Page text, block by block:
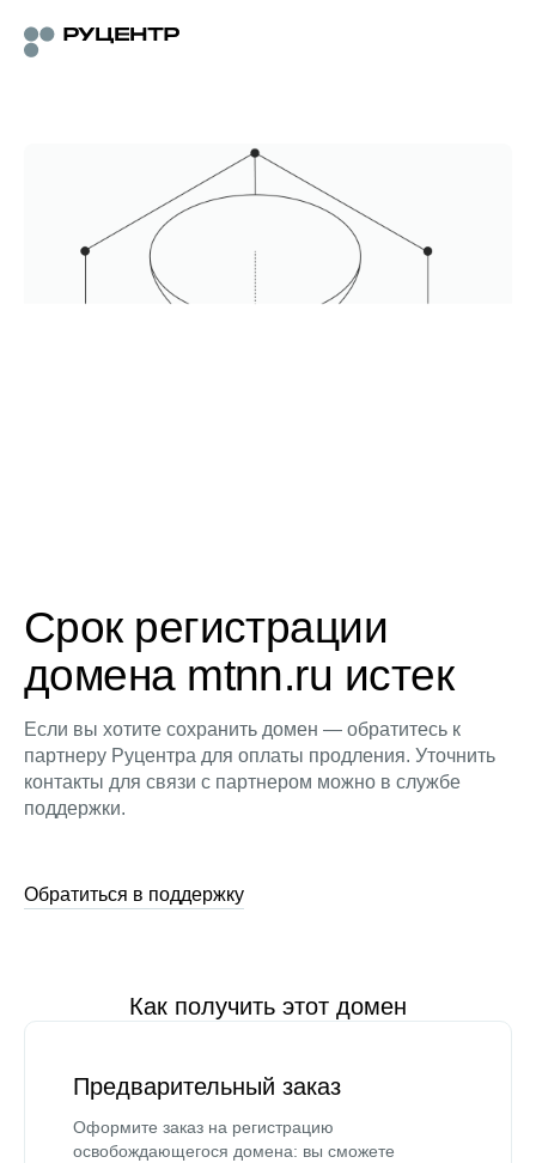
Срок регистрации
домена mtnn.ru истек
Если вы хотите сохранить домен — обратитесь к
партнеру Руцентра для оплаты продления. Уточнить
контакты для связи с партнером можно в службе
поддержки.
Обратиться в поддержку
Как получить этот домен
Предварительный заказ
Оформите заказ на регистрацию
освобождающегося домена: вы сможете